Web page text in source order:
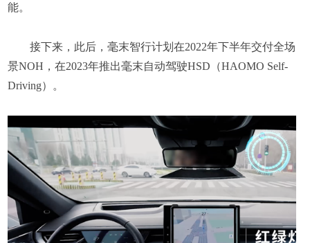
能。
接下来，此后，毫末智行计划在2022年下半年交付全场
景NOH，在2023年推出毫末自动驾驶HSD（HAOMO Self-
Driving）。